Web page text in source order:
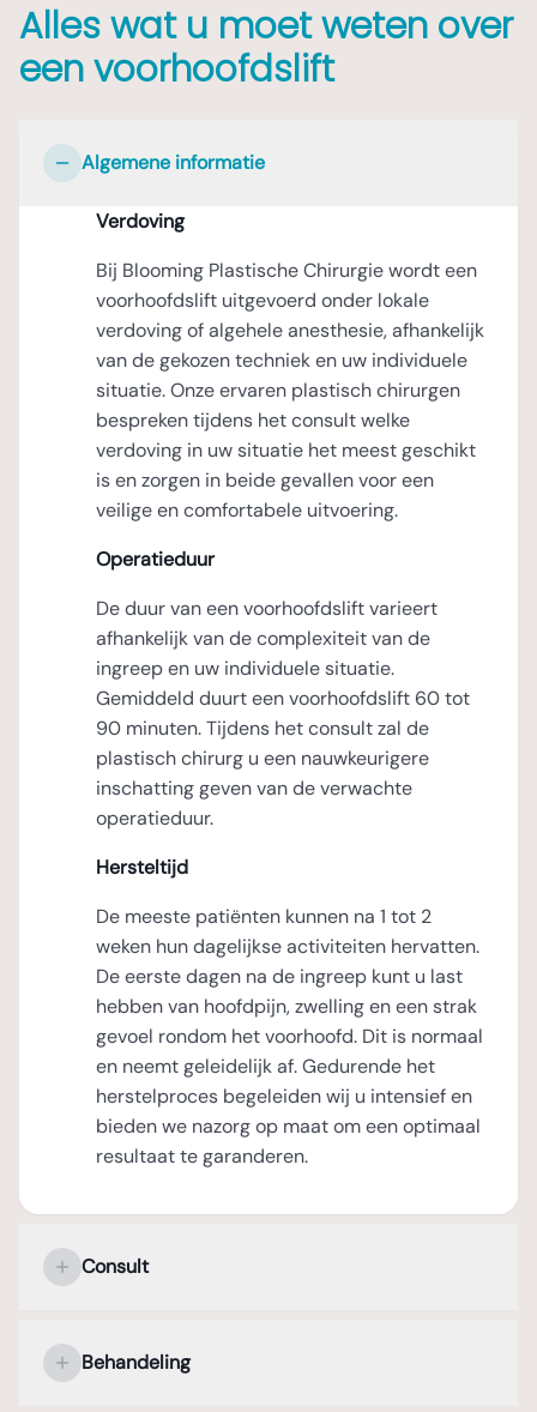
Alles wat u moet weten over
een voorhoofdslift
Algemene informatie
Verdoving
Bij Blooming Plastische Chirurgie wordt een
voorhoofdslift uitgevoerd onder lokale
verdoving of algehele anesthesie, afhankelijk
van de gekozen techniek en uw individuele
situatie. Onze ervaren plastisch chirurgen
bespreken tijdens het consult welke
verdoving in uw situatie het meest geschikt
is en zorgen in beide gevallen voor een
veilige en comfortabele uitvoering.
Operatieduur
De duur van een voorhoofdslift varieert
afhankelijk van de complexiteit van de
ingreep en uw individuele situatie.
Gemiddeld duurt een voorhoofdslift 60 tot
90 minuten. Tijdens het consult zal de
plastisch chirurg u een nauwkeurigere
inschatting geven van de verwachte
operatieduur.
Hersteltijd
De meeste patiënten kunnen na 1 tot 2
weken hun dagelijkse activiteiten hervatten.
De eerste dagen na de ingreep kunt u last
hebben van hoofdpijn, zwelling en een strak
gevoel rondom het voorhoofd. Dit is normaal
en neemt geleidelijk af. Gedurende het
herstelproces begeleiden wij u intensief en
bieden we nazorg op maat om een optimaal
resultaat te garanderen.
Consult
plastisch chirurg
Behandeling